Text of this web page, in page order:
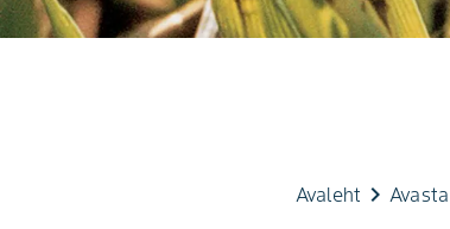
Avaleht keyboard_arrow_rightAvasta